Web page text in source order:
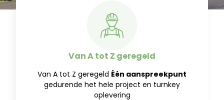
Van A tot Z geregeld
Van A tot Z geregeld Één aanspreekpunt
gedurende het hele project en turnkey
oplevering